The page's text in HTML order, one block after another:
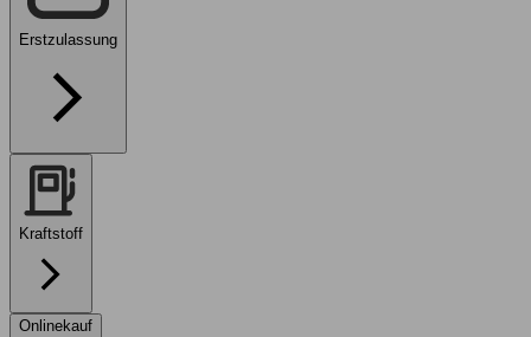
Erstzulassung
Kraftstoff
Onlinekauf